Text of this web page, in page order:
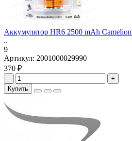
Аккумулятор HR6 2500 mAh Camelion
..
9
Артикул: 2001000029990
370 ₽
-
+
Купить